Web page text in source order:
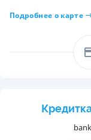
Подробнее о карте